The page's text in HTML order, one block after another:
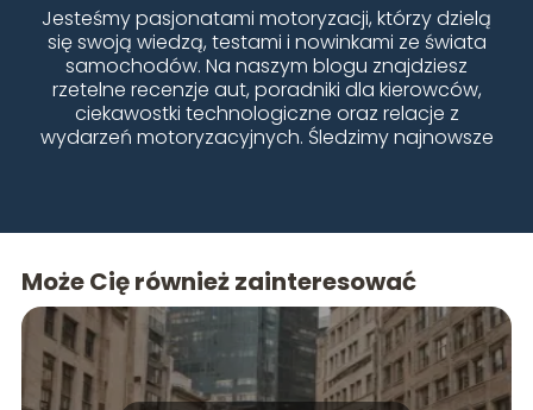
Jesteśmy pasjonatami motoryzacji, którzy dzielą
się swoją wiedzą, testami i nowinkami ze świata
samochodów. Na naszym blogu znajdziesz
rzetelne recenzje aut, poradniki dla kierowców,
ciekawostki technologiczne oraz relacje z
wydarzeń motoryzacyjnych. Śledzimy najnowsze
kółek – od miłośników klasyków po entuzjastów
Może Cię również zainteresować